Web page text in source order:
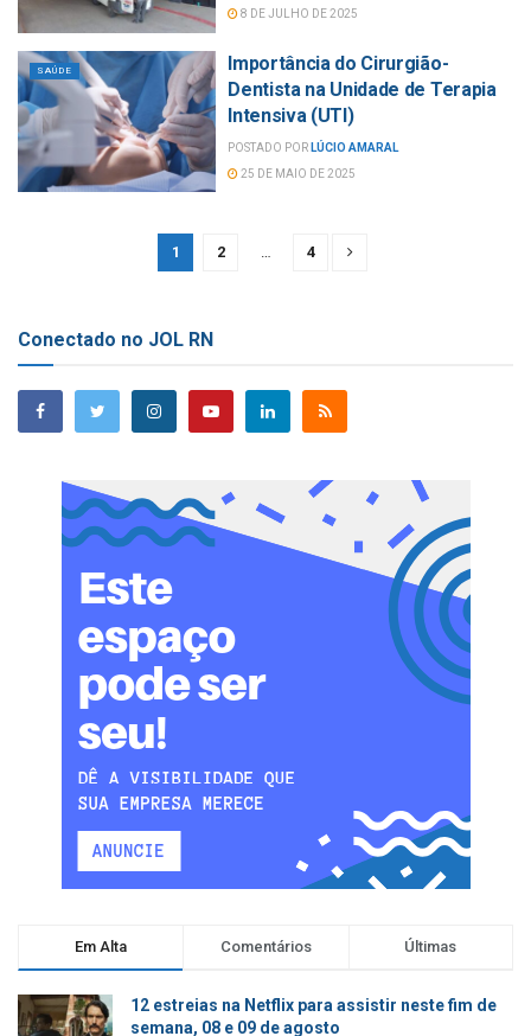
8 DE JULHO DE 2025
SAÚDE
Importância do Cirurgião-
Dentista na Unidade de Terapia
Intensiva (UTI)
POSTADO POR LÚCIO AMARAL
25 DE MAIO DE 2025
1 2 … 4
Conectado no JOL RN
Em Alta Comentários Últimas
12 estreias na Netflix para assistir neste fim de
semana, 08 e 09 de agosto